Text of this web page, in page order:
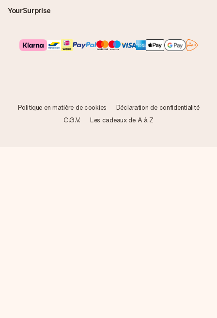
YourSurprise
Politique en matière de cookies
Déclaration de confidentialité
C.G.V.
Les cadeaux de A à Z